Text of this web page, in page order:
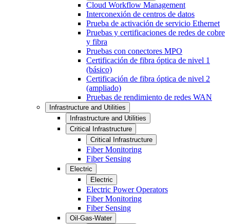
Cloud Workflow Management
Interconexión de centros de datos
Prueba de activación de servicio Ethernet
Pruebas y certificaciones de redes de cobre
y fibra
Pruebas con conectores MPO
Certificación de fibra óptica de nivel 1
(básico)
Certificación de fibra óptica de nivel 2
(ampliado)
Pruebas de rendimiento de redes WAN
Infrastructure and Utilities
Infrastructure and Utilities
Critical Infrastructure
Critical Infrastructure
Fiber Monitoring
Fiber Sensing
Electric
Electric
Electric Power Operators
Fiber Monitoring
Fiber Sensing
Oil-Gas-Water